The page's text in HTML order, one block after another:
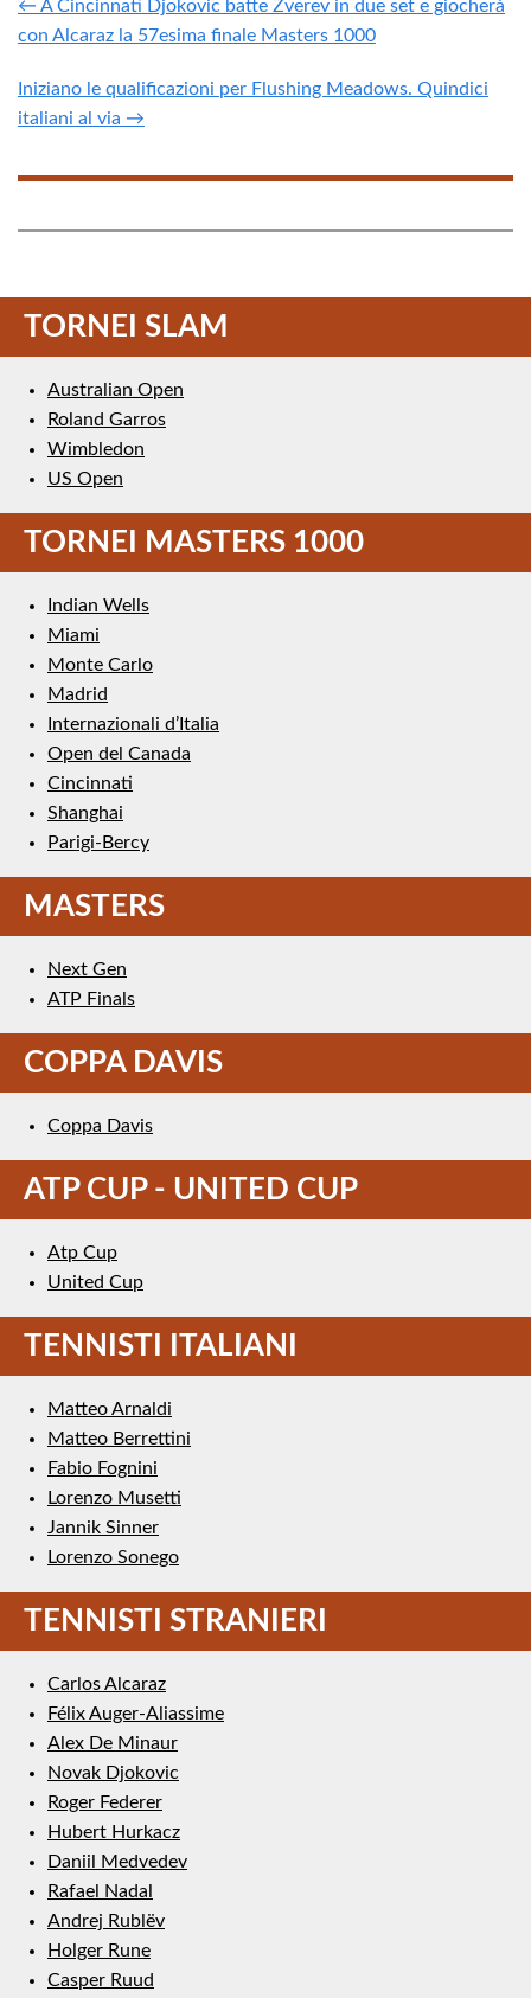
← A Cincinnati Djokovic batte Zverev in due set e giocherà
con Alcaraz la 57esima finale Masters 1000
Iniziano le qualificazioni per Flushing Meadows. Quindici
italiani al via →
TORNEI SLAM
Australian Open
Roland Garros
Wimbledon
US Open
TORNEI MASTERS 1000
Indian Wells
Miami
Monte Carlo
Madrid
Internazionali d’Italia
Open del Canada
Cincinnati
Shanghai
Parigi-Bercy
MASTERS
Next Gen
ATP Finals
COPPA DAVIS
Coppa Davis
ATP CUP - UNITED CUP
Atp Cup
United Cup
TENNISTI ITALIANI
Matteo Arnaldi
Matteo Berrettini
Fabio Fognini
Lorenzo Musetti
Jannik Sinner
Lorenzo Sonego
TENNISTI STRANIERI
Carlos Alcaraz
Félix Auger-Aliassime
Alex De Minaur
Novak Djokovic
Roger Federer
Hubert Hurkacz
Daniil Medvedev
Rafael Nadal
Andrej Rublëv
Holger Rune
Casper Ruud